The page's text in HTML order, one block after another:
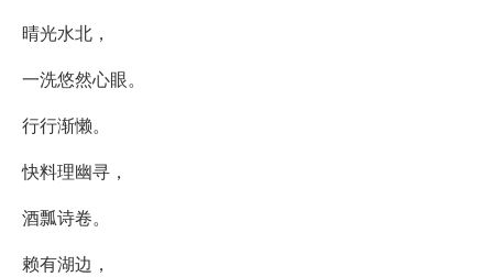
晴光水北，
一洗悠然心眼。
行行渐懒。
快料理幽寻，
酒瓢诗卷。
赖有湖边，